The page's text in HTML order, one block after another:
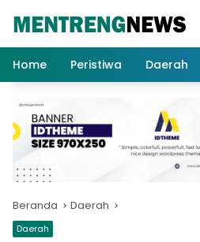
Home
Peristiwa Daerah
Beranda Daerah
Daerah